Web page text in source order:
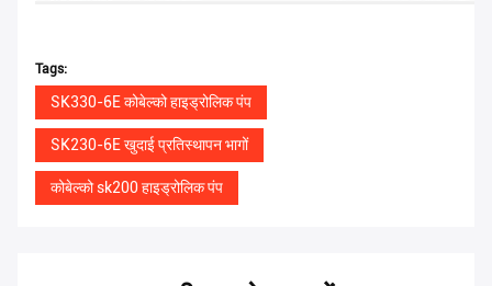
Tags:
SK330-6E कोबेल्को हाइड्रोलिक पंप
SK230-6E खुदाई प्रतिस्थापन भागों
कोबेल्को sk200 हाइड्रोलिक पंप